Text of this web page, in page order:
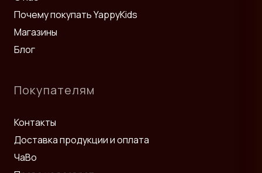
При выборе матраса нестандартного размера важно точно
Почему покупать YappyKids
Магазины
Блог
Покупателям
Контакты
Доставка продукции и оплата
ЧаВо